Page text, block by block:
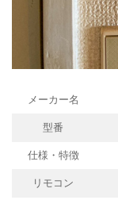
メーカー名
型番
仕様・特徴
リモコン